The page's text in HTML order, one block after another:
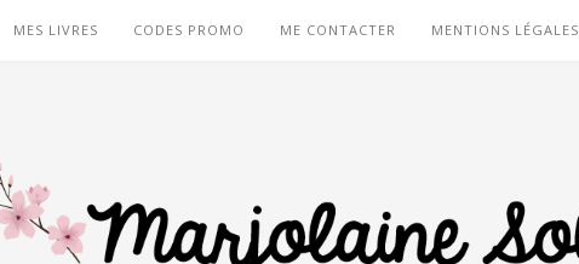
MES LIVRES CODES PROMO ME CONTACTER MENTIONS LÉGALES